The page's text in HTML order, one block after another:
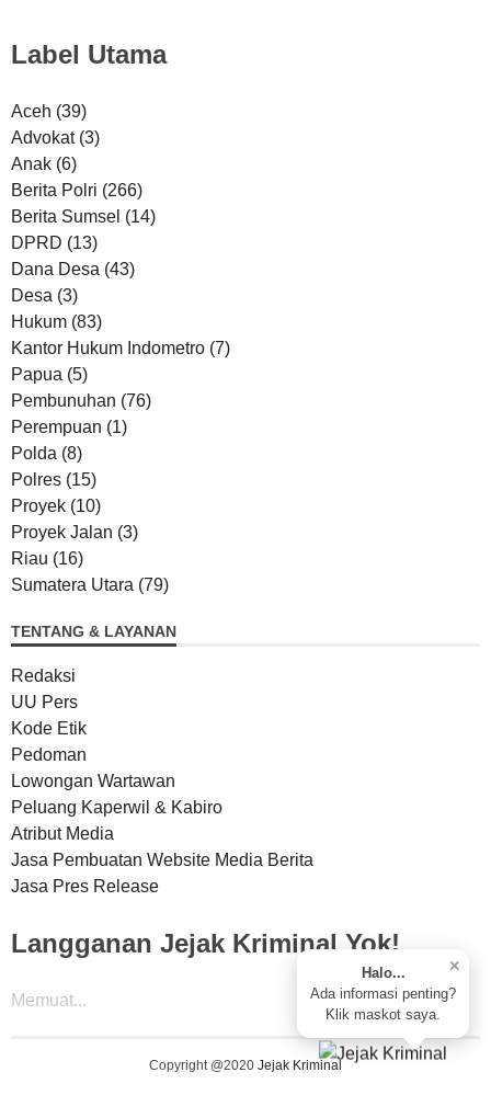
✕
Halo...
Ada informasi penting?
Klik maskot saya.
Label Utama
Aceh (39)
Advokat (3)
Anak (6)
Berita Polri (266)
Berita Sumsel (14)
DPRD (13)
Dana Desa (43)
Desa (3)
Hukum (83)
Kantor Hukum Indometro (7)
Papua (5)
Pembunuhan (76)
Perempuan (1)
Polda (8)
Polres (15)
Proyek (10)
Proyek Jalan (3)
Riau (16)
Sumatera Utara (79)
TENTANG & LAYANAN
Redaksi
UU Pers
Kode Etik
Pedoman
Lowongan Wartawan
Peluang Kaperwil & Kabiro
Atribut Media
Jasa Pembuatan Website Media Berita
Jasa Pres Release
Langganan Jejak Kriminal Yok!
Memuat...
Copyright @2020 Jejak Kriminal